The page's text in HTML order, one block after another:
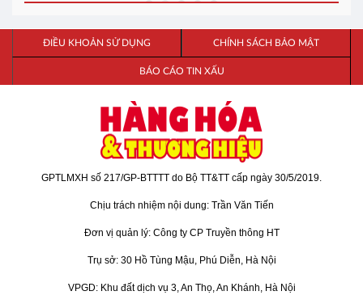
ĐIỀU KHOẢN SỬ DỤNG CHÍNH SÁCH BẢO MẬT
BÁO CÁO TIN XẤU
GPTLMXH số 217/GP-BTTTT do Bộ TT&TT cấp ngày 30/5/2019.
Chịu trách nhiệm nội dung: Trần Văn Tiến
Đơn vị quản lý: Công ty CP Truyền thông HT
Trụ sở: 30 Hồ Tùng Mậu, Phú Diễn, Hà Nội
VPGD: Khu đất dịch vụ 3, An Thọ, An Khánh, Hà Nội